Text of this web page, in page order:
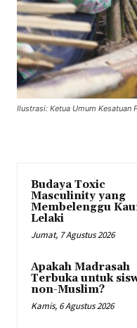
Ilustrasi: Ketua Umum Kesatuan
Budaya Toxic
Masculinity yang
Membelenggu
Lelaki
Jumat, 7 Agustus 2026
Apakah Madrasah
Terbuka untuk
non-Muslim?
Kamis, 6 Agustus 2026